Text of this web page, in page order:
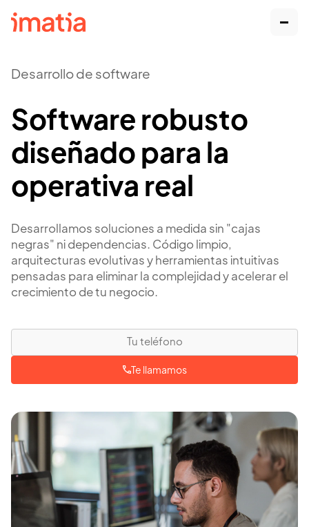
Desarrollo de software
Software robusto
diseñado para la
operativa real
Desarrollamos soluciones a medida sin "cajas
negras" ni dependencias. Código limpio,
arquitecturas evolutivas y herramientas intuitivas
pensadas para eliminar la complejidad y acelerar el
crecimiento de tu negocio.
Te llamamos